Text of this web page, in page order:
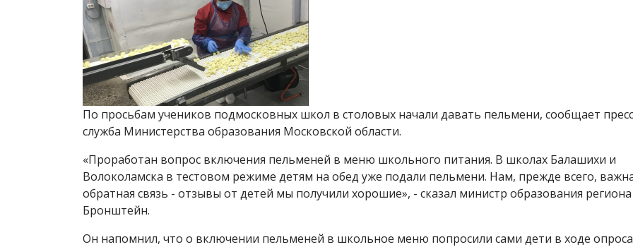
По просьбам учеников подмосковных школ в столовых начали давать пельмени, сообщает
служба Министерства образования Московской области.
«Проработан вопрос включения пельменей в меню школьного питания. В школах Балашихи и
Волоколамска в тестовом режиме детям на обед уже подали пельмени. Нам, прежде всего,
обратная связь - отзывы от детей мы получили хорошие», - сказал министр образования
Бронштейн.
Он напомнил, что о включении пельменей в школьное меню попросили сами дети в ходе